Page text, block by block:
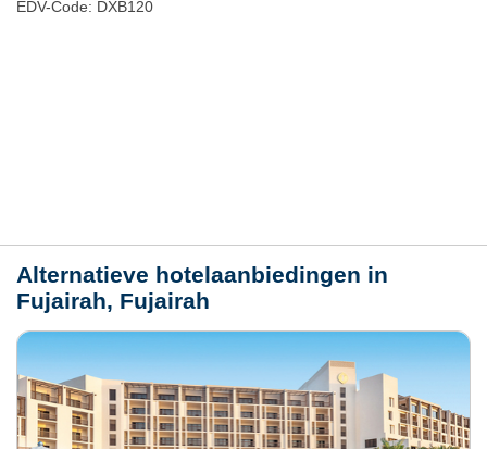
EDV-Code: DXB120
Alternatieve hotelaanbiedingen in
Fujairah, Fujairah